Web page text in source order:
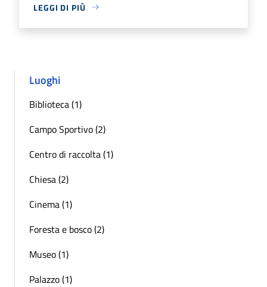
LEGGI DI PIÙ
Luoghi
Biblioteca (1)
Campo Sportivo (2)
Centro di raccolta (1)
Chiesa (2)
Cinema (1)
Foresta e bosco (2)
Museo (1)
Palazzo (1)